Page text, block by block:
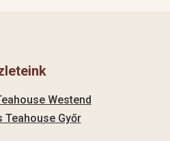
Westend
Teahouse Győr